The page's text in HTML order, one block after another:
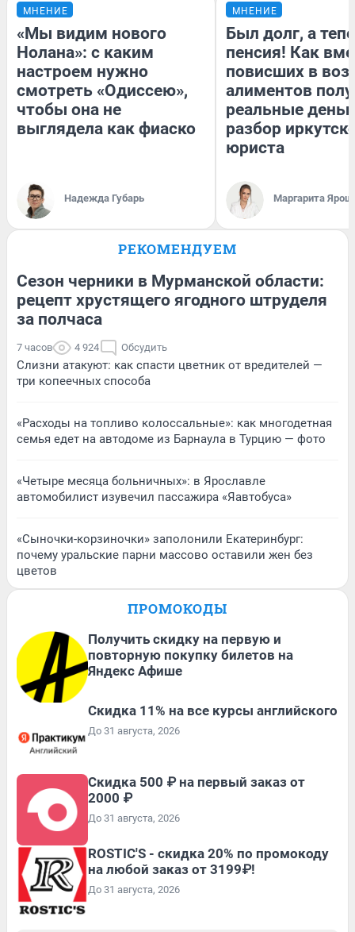
МНЕНИЕ
«Мы видим нового
Нолана»: с каким
настроем нужно
смотреть «Одиссею»,
чтобы она не
выглядела как фиаско
Надежда Губарь
МНЕНИЕ
Был долг, а
пенсия! Как
повисших в
алиментов
реальные
разбор
юриста
Маргарита
РЕКОМЕНДУЕМ
Сезон черники в Мурманской области:
рецепт хрустящего ягодного штруделя
за полчаса
7 часов 4 924 Обсудить
Слизни атакуют: как спасти цветник от вредителей —
три копеечных способа
«Расходы на топливо колоссальные»: как многодетная
семья едет на автодоме из Барнаула в Турцию — фото
«Четыре месяца больничных»: в Ярославле
автомобилист изувечил пассажира «Яавтобуса»
«Сыночки-корзиночки» заполонили Екатеринбург:
почему уральские парни массово оставили жен без
цветов
ПРОМОКОДЫ
Получить скидку на первую и
повторную покупку билетов на
Яндекс Афише
Скидка 11% на все курсы английского
До 31 августа, 2026
Скидка 500 ₽ на первый заказ от
2000 ₽
До 31 августа, 2026
ROSTIC'S - скидка 20% по промокоду
на любой заказ от 3199₽!
До 31 августа, 2026